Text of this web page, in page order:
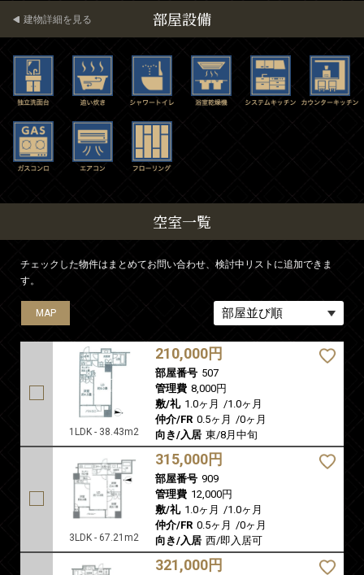
部屋設備
建物詳細を見る
空室一覧
チェックした物件はまとめてお問い合わせ、検討中リストに追加できま
す。
MAP
1LDK - 38.43m2
210,000円
部屋番号 507
管理費 8,000円
敷/礼 1.0ヶ月 /1.0ヶ月
仲介/FR 0.5ヶ月 /0ヶ月
向き/入居 東/8月中旬
MAP
3LDK - 67.21m2
315,000円
部屋番号 909
管理費 12,000円
敷/礼 1.0ヶ月 /1.0ヶ月
仲介/FR 0.5ヶ月 /0ヶ月
向き/入居 西/即入居可
MAP
321,000円
MAP
MAP